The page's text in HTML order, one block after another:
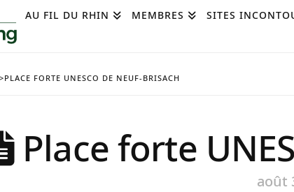
AU FIL DU RHIN MEMBRES SITES
FORTE UNESCO DE NEUF-BRISACH
Place forte
août